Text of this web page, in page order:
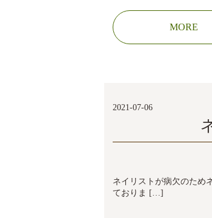
MORE
2021-07-06
ネイリストが病欠のため
ておりま […]